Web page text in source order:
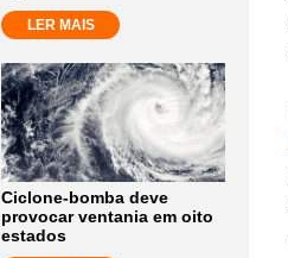
LER MAIS
Ciclone-bomba deve
provocar ventania em oito
estados